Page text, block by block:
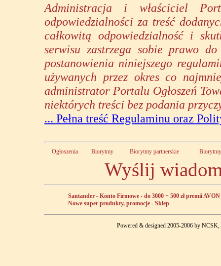
Administracja i właściciel
odpowiedzialności za treść
całkowitą odpowiedzialność i
serwisu zastrzega sobie prawo
postanowienia niniejszego
używanych przez okres co
administrator Portalu Ogłoszeń
niektórych treści bez podania
... Pełna treść Regulaminu oraz
Ogłoszenia Biorytmy Biorytmy partnerskie
Wyślij
Santander - Konto Firmowe - do 3000 + 500 zł premii
Nowe super produkty, promocje - Sklep
Powered & designed 2005-2006 by NCSK,